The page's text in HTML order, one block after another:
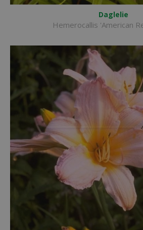
Daglelie
Hemerocallis 'American